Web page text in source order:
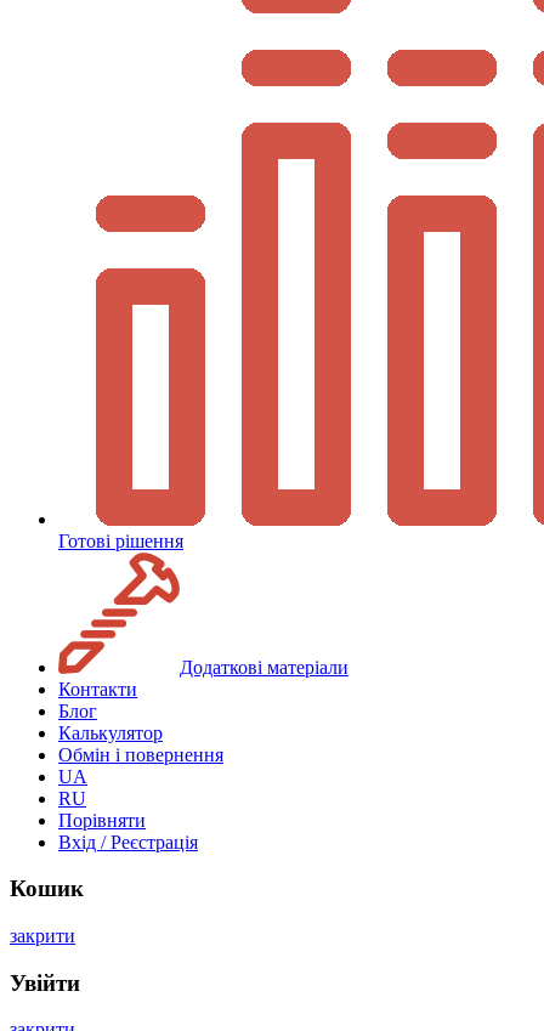
Готові рішення
Додаткові матеріали
Контакти
Блог
Калькулятор
Обмін і повернення
UA
RU
Порівняти
Вхід / Реєстрація
Кошик
закрити
Увійти